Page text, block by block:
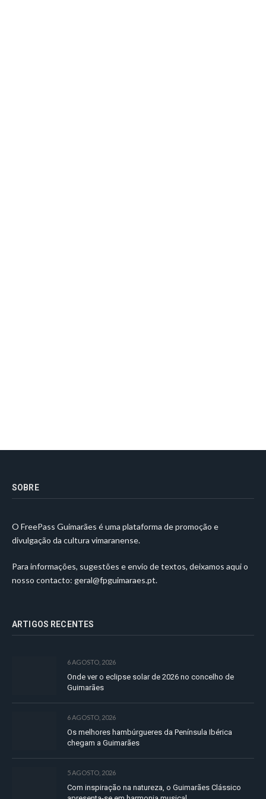
SOBRE
O FreePass Guimarães é uma plataforma de promoção e
divulgação da cultura vimaranense.
Para informações, sugestões e envio de textos, deixamos aqui o
nosso contacto: geral@fpguimaraes.pt.
ARTIGOS RECENTES
6 AGOSTO, 2026
Onde ver o eclipse solar de 2026 no concelho de
Guimarães
6 AGOSTO, 2026
Os melhores hambúrgueres da Península Ibérica
chegam a Guimarães
5 AGOSTO, 2026
Com inspiração na natureza, o Guimarães Clássico